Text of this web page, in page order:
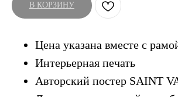
В КОРЗИНУ
Цена указана вместе с
Интерьерная печать
Авторский постер SAINT